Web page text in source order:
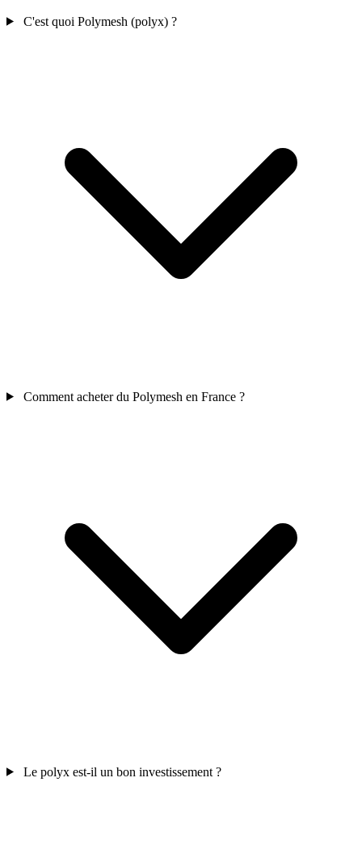
C'est quoi Polymesh (polyx) ?
Comment acheter du Polymesh en France ?
Le polyx est-il un bon investissement ?